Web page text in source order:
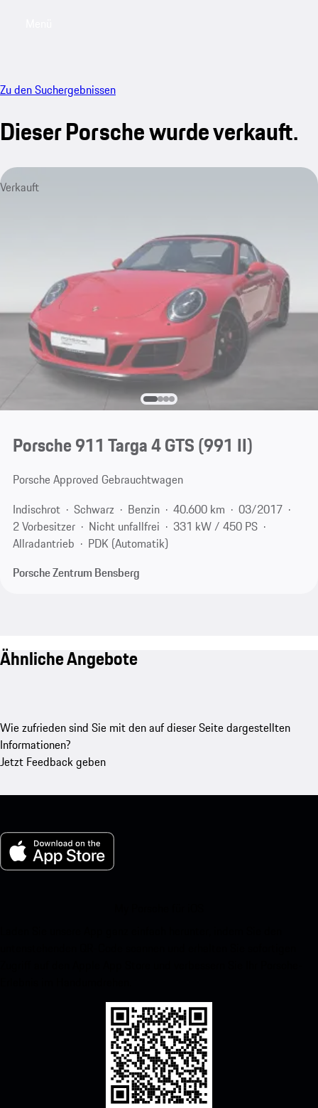
Zu den Suchergebnissen
Dieser Porsche wurde verkauft.
Verkauft
Porsche 911 Targa 4 GTS(991 II)
Porsche Approved Gebrauchtwagen
Indischrot
Schwarz Benzin 40.600 km
03/2017
2 Vorbesitzer
Nicht unfallfrei
331 kW / 450 PS
Allradantrieb
PDK (Automatik)
Porsche Zentrum Bensberg
Ähnliche Angebote
Wie zufrieden sind Sie mit den auf dieser Seite dargestellten
Informationen?
Jetzt Feedback geben